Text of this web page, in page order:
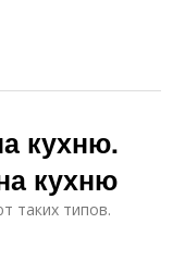
кухню.
кухню
таких типов.